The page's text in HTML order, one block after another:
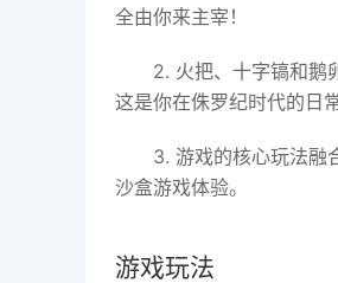
全由你来主宰！
2. 火把、十字镐和鹅
这是你在侏罗纪时代的日常
3. 游戏的核心玩法融
沙盒游戏体验。
游戏玩法